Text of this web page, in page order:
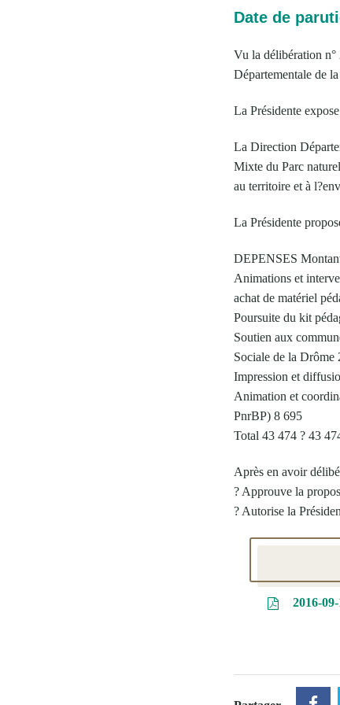
Date de
Vu la délibération
Départementale de
La Présidente
La Direction
Mixte du Parc
au territoire et à
La Présidente
DEPENSES
Animations et
achat de matériel
Poursuite du kit
Soutien aux
Sociale de la Drôme
Impression et
Animation et
PnrBP) 8 695
Total 43 474 ? 43
Après en avoir
? Approuve la
? Autorise la
2016-